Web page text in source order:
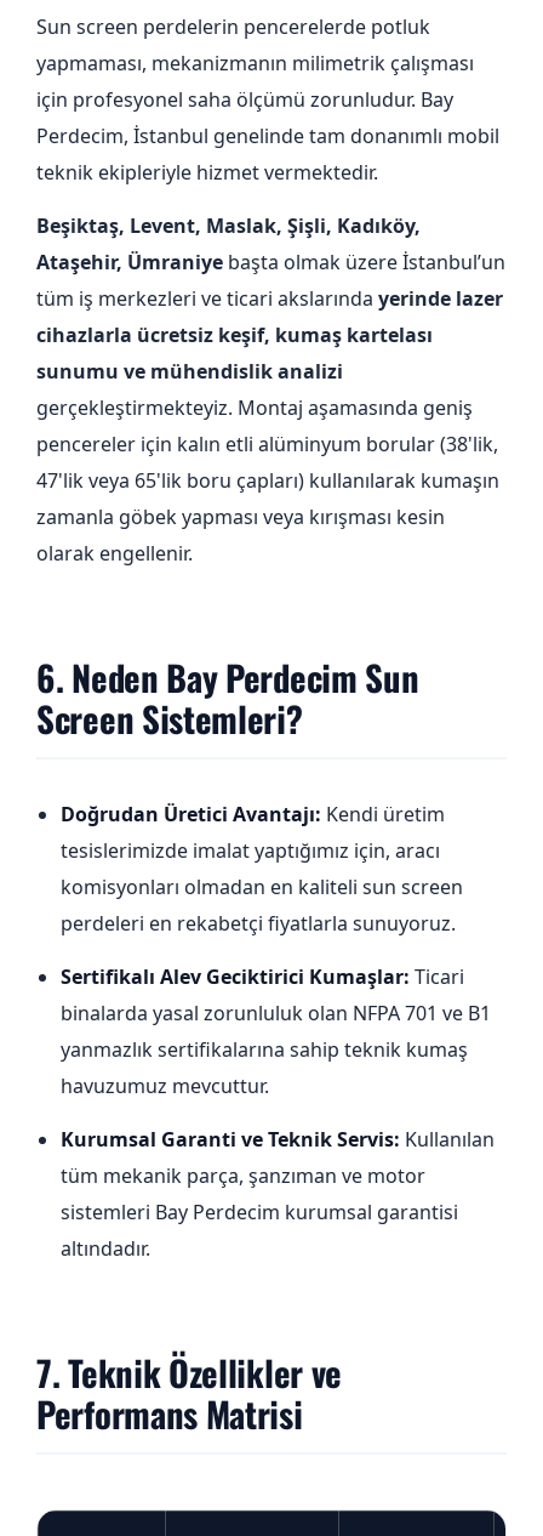
Sun screen perdelerin pencerelerde potluk
yapmaması, mekanizmanın milimetrik çalışması
için profesyonel saha ölçümü zorunludur. Bay
Perdecim, İstanbul genelinde tam donanımlı mobil
teknik ekipleriyle hizmet vermektedir.
Beşiktaş, Levent, Maslak, Şişli, Kadıköy,
Ataşehir, Ümraniye başta olmak üzere İstanbul’un
tüm iş merkezleri ve ticari akslarında yerinde lazer
cihazlarla ücretsiz keşif, kumaş kartelası
sunumu ve mühendislik analizi
gerçekleştirmekteyiz. Montaj aşamasında geniş
pencereler için kalın etli alüminyum borular (38'lik,
47'lik veya 65'lik boru çapları) kullanılarak kumaşın
zamanla göbek yapması veya kırışması kesin
olarak engellenir.
6. Neden Bay Perdecim Sun
Screen Sistemleri?
Doğrudan Üretici Avantajı: Kendi üretim
tesislerimizde imalat yaptığımız için, aracı
komisyonları olmadan en kaliteli sun screen
perdeleri en rekabetçi fiyatlarla sunuyoruz.
Sertifikalı Alev Geciktirici Kumaşlar: Ticari
binalarda yasal zorunluluk olan NFPA 701 ve B1
yanmazlık sertifikalarına sahip teknik kumaş
havuzumuz mevcuttur.
Kurumsal Garanti ve Teknik Servis: Kullanılan
tüm mekanik parça, şanzıman ve motor
sistemleri Bay Perdecim kurumsal garantisi
altındadır.
7. Teknik Özellikler ve
Performans Matrisi